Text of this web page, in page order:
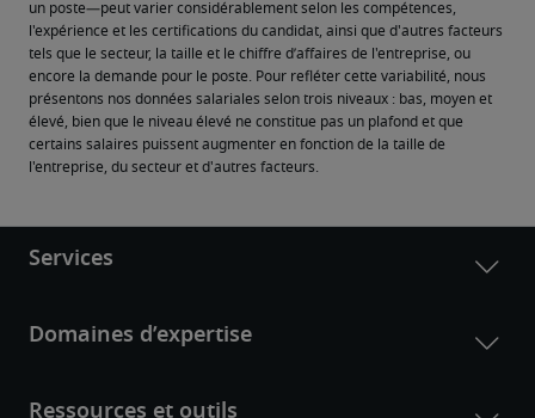
un poste—peut varier considérablement selon les compétences,
l'expérience et les certifications du candidat, ainsi que d'autres facteurs
tels que le secteur, la taille et le chiffre d’affaires de l'entreprise, ou
encore la demande pour le poste. Pour refléter cette variabilité, nous
présentons nos données salariales selon trois niveaux : bas, moyen et
élevé, bien que le niveau élevé ne constitue pas un plafond et que
certains salaires puissent augmenter en fonction de la taille de
l'entreprise, du secteur et d'autres facteurs.